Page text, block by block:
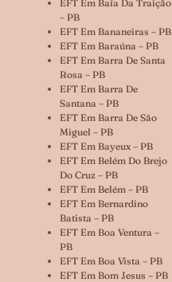
EFT Em Baía Da Traição
– PB
EFT Em Bananeiras – PB
EFT Em Baraúna – PB
EFT Em Barra De Santa
Rosa – PB
EFT Em Barra De
Santana – PB
EFT Em Barra De São
Miguel – PB
EFT Em Bayeux – PB
EFT Em Belém Do Brejo
Do Cruz – PB
EFT Em Belém – PB
EFT Em Bernardino
Batista – PB
EFT Em Boa Ventura –
PB
EFT Em Boa Vista – PB
EFT Em Bom Jesus – PB